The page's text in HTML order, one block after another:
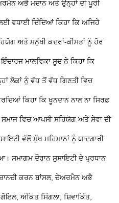
ਅਭੈ ਮਦਾਨ ਅਤੇ ਉਨ੍ਹਾਂ ਦੀ ਪੂਰੀ
ਵਧਾਈ ਦਿੰਦਿਆਂ ਕਿਹਾ ਕਿ ਅਜਿਹੇ
ਅਤੇ ਮਨੁੱਖੀ ਕਦਰਾਂ-ਕੀਮਤਾਂ ਨੂੰ ਹੋਰ
ਮਾਲਵਿਕਾ ਸੂਦ ਨੇ ਕਿਹਾ ਕਿ
ਲੋਕਾਂ ਨੂੰ ਵੱਧ ਤੋਂ ਵੱਧ ਗਿਣਤੀ ਵਿਚ
ਕਿਹਾ ਕਿ ਖੂਨਦਾਨ ਨਾਲ ਨਾ ਸਿਰਫ਼
ਵਿਚ ਆਪਸੀ ਸਹਿਯੋਗ ਅਤੇ ਸੇਵਾ ਦੀ
ਵੱਲੋਂ ਮੁੱਖ ਮਹਿਮਾਨਾਂ ਨੂੰ ਯਾਦਗਾਰੀ
ਸਮਾਗਮ ਦੌਰਾਨ ਸੁਸਾਇਟੀ ਦੇ ਪ੍ਰਧਾਨ
ਕਰਨ ਬਾਂਸਲ, ਚੇਅਰਮੈਨ ਅਭੈ
ਅੰਕਿਤ ਸਿੰਗਲਾ, ਸ਼ਿਵਾਕਿੰਤ,